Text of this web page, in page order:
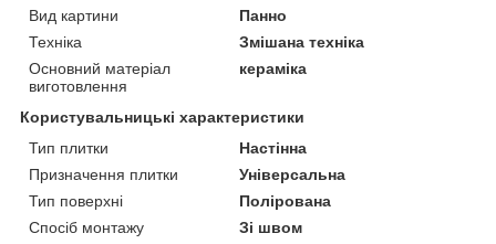
Вид картини
Панно
Техніка
Змішана техніка
Основний матеріал
виготовлення
кераміка
Користувальницькі характеристики
Тип плитки
Настінна
Призначення плитки
Універсальна
Тип поверхні
Полірована
Спосіб монтажу
Зі швом